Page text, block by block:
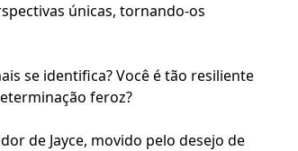
únicas, tornando-os
se identifica? Você é tão resiliente
feroz?
de Jayce, movido pelo desejo de